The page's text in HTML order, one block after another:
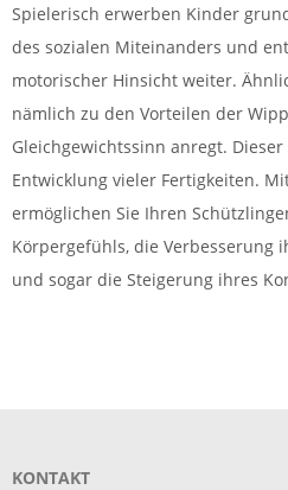
Spielerisch erwerben Kinder
des sozialen Miteinanders und
motorischer Hinsicht weiter.
nämlich zu den Vorteilen der
Gleichgewichtssinn anregt.
Entwicklung vieler Fertigkeiten.
ermöglichen Sie Ihren
Körpergefühls, die Verbesserung
und sogar die Steigerung ihres
KONTAKT